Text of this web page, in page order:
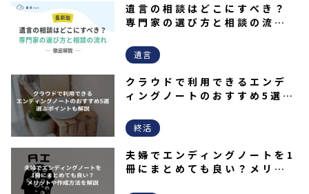
遺言の相談はどこにすべき？
専門家の選び方と相談の流れ
遺言
クラウドで利用できるエンデ
ィングノートのおすすめ5選｜
終活
夫婦でエンディングノートを1
冊にまとめても良い？メリッ